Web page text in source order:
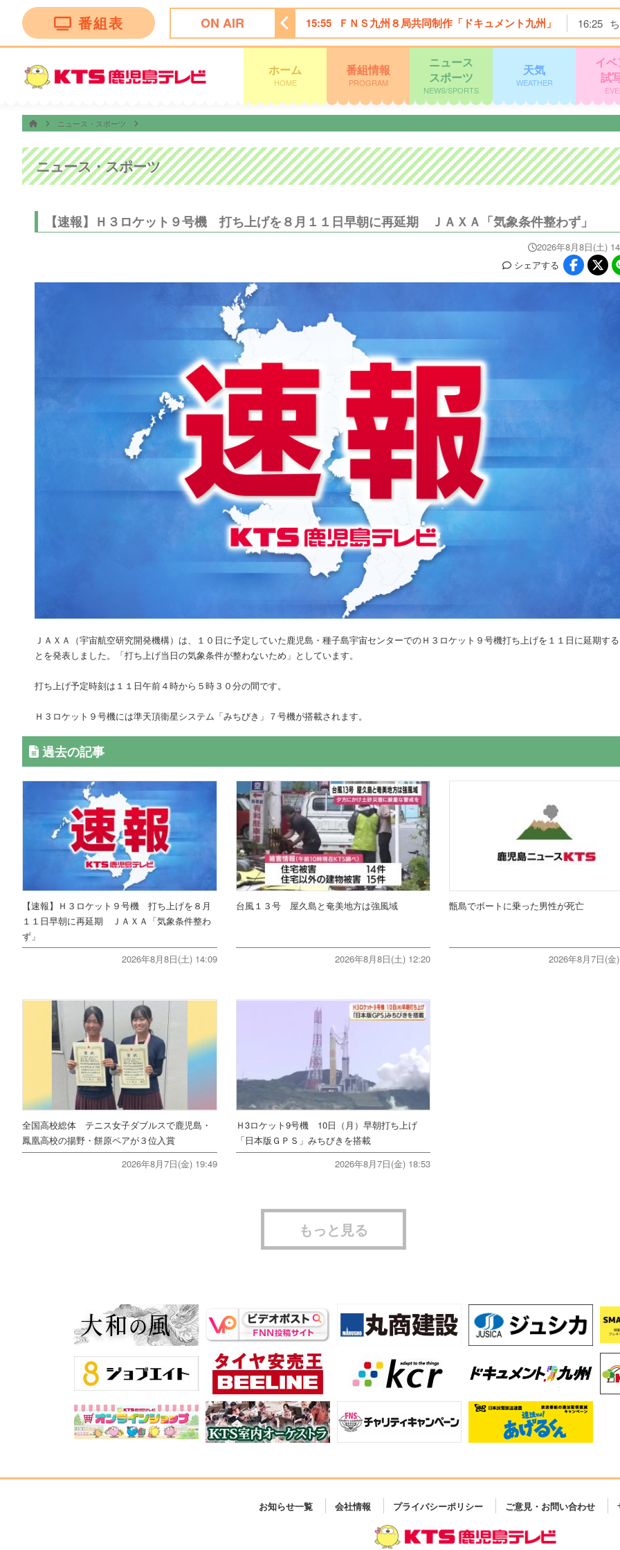
番組表 ON AIR
ー〜大分アート旅〜 奇跡体験！アンビリバボー 15:55 ＦＮＳ九州８局共同制作「ドキュメント九州」 16:25
ホーム
HOME
番組情報
PROGRAM
ニュース
スポーツ
NEWS/SPORTS
天気
WEATHER
イ
試
ニュース・スポーツ
ニュース・スポーツ
【速報】Ｈ３ロケット９号機 打ち上げを８月１１日早朝に再延期 ＪＡＸＡ「気象条件整わず」
2026年8月8日(土)
シェアする
ＪＡＸＡ（宇宙航空研究開発機構）は、１０日に予定していた鹿児島・種子島宇宙センターでのＨ３ロケット９号機打ち上げを１１日に延期す
とを発表しました。「打ち上げ当日の気象条件が整わないため」としています。
打ち上げ予定時刻は１１日午前４時から５時３０分の間です。
Ｈ３ロケット９号機には準天頂衛星システム「みちびき」７号機が搭載されます。
過去の記事
【速報】Ｈ３ロケット９号機 打ち上げを８月
１１日早朝に再延期 ＪＡＸＡ「気象条件整わ
ず」
2026年8月8日(土) 14:09
台風１３号 屋久島と奄美地方は強風域
2026年8月8日(土) 12:20
甑島でボートに乗った男性が死亡
2026年8月7日(金
全国高校総体 テニス女子ダブルスで鹿児島・
鳳凰高校の揚野・餅原ペアが３位入賞
2026年8月7日(金) 19:49
Ｈ3ロケット9号機 10日（月）早朝打ち上げ
「日本版ＧＰＳ」みちびきを搭載
2026年8月7日(金) 18:53
もっと見る
お知らせ一覧 会社情報 プライバシーポリシー ご意見・お問い合わせ